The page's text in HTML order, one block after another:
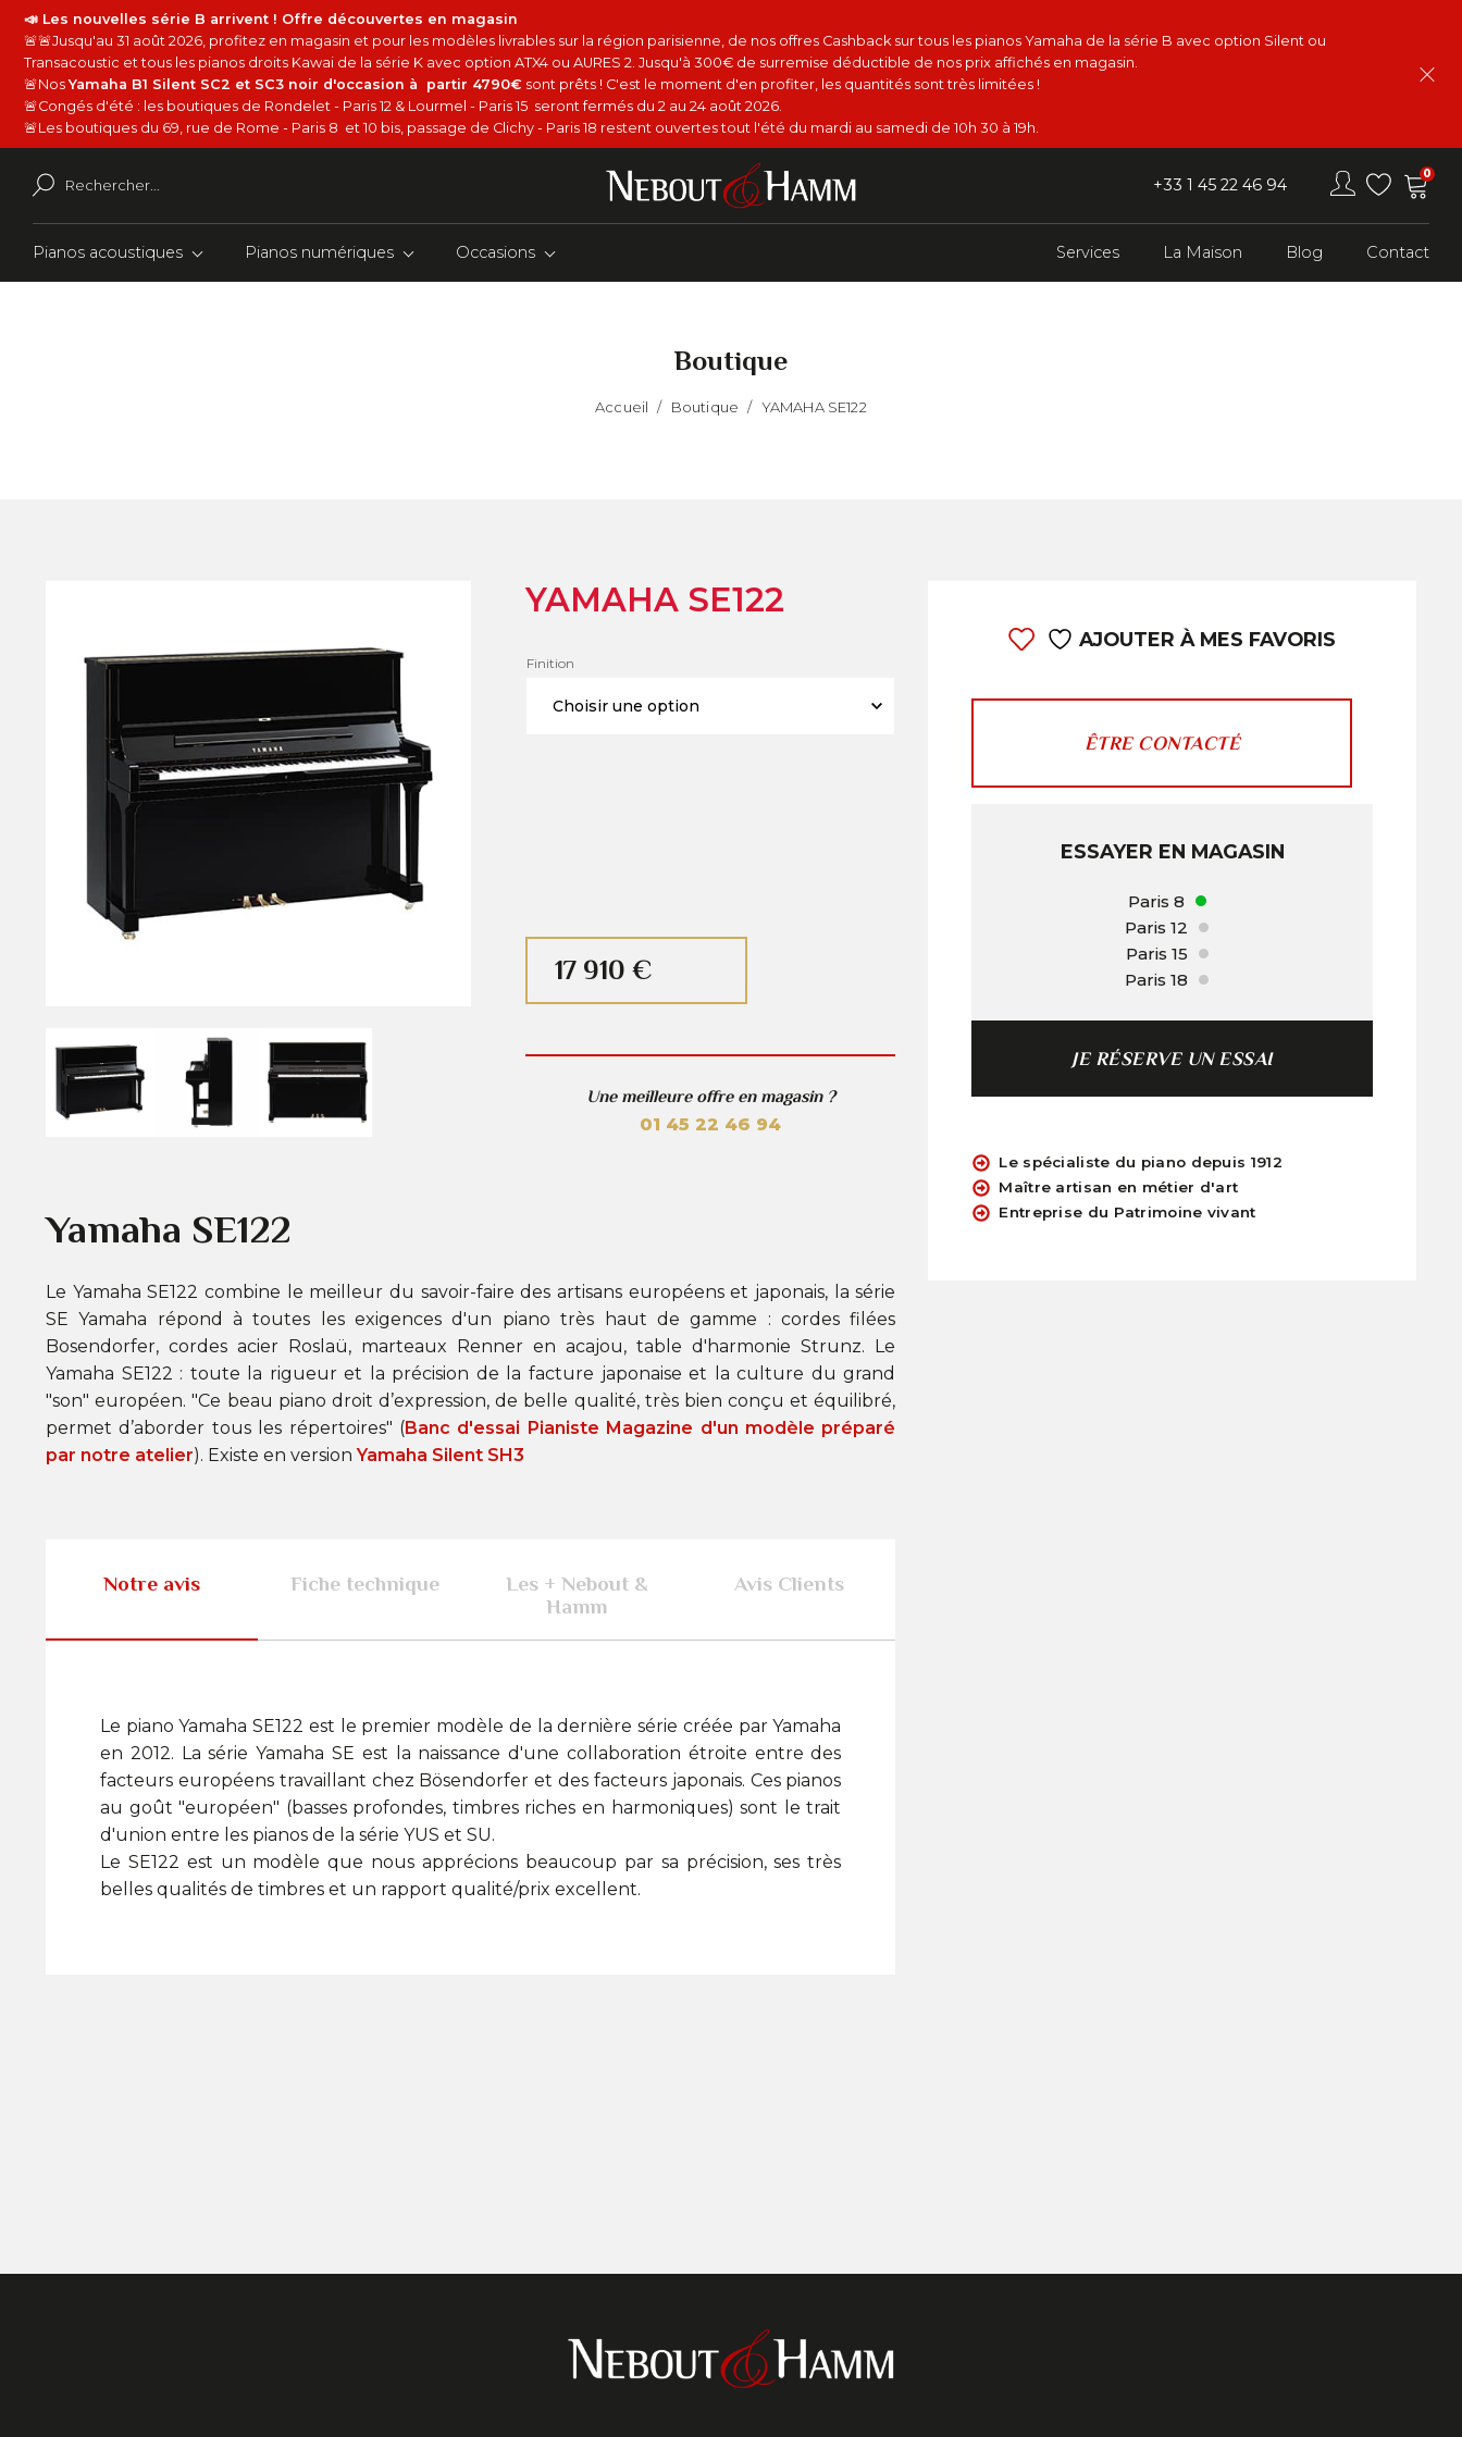
📣 Les nouvelles série B arrivent ! Offre découvertes en magasin
🚨🚨Jusqu'au 31 août 2026, profitez en magasin et pour les modèles livrables sur la région parisienne, de nos offres Cashback sur tous les pianos Yamaha de la série B avec option Silent ou
Transacoustic et tous les pianos droits Kawai de la série K avec option ATX4 ou AURES 2. Jusqu'à 300€ de surremise déductible de nos prix affichés en magasin.
🚨NosYamaha B1 Silent SC2 et SC3 noir d'occasion à partir 4790€ sont prêts ! C'est le moment d'en profiter, les quantités sont très limitées !
🚨Congés d'été : les boutiques de Rondelet - Paris 12 & Lourmel - Paris 15 seront fermés du 2 au 24 août 2026.
🚨Les boutiques du 69, rue de Rome - Paris 8 et 10 bis, passage de Clichy - Paris 18 restent ouvertes tout l'été du mardi au samedi de 10h 30 à 19h.
+33 1 45 22 46 94
0
Pianos acoustiques Pianos numériques Occasions Services La Maison Blog Contact
Boutique
Accueil / Boutique / YAMAHA SE122
YAMAHA SE122
Finition
17 910 €
Une meilleure offre en magasin ?
01 45 22 46 94
Yamaha SE122
Le Yamaha SE122 combine le meilleur du savoir-faire des artisans européens et japonais, la série
SE Yamaha répond à toutes les exigences d'un piano très haut de gamme : cordes filées
Bosendorfer, cordes acier Roslaü, marteaux Renner en acajou, table d'harmonie Strunz. Le
Yamaha SE122 : toute la rigueur et la précision de la facture japonaise et la culture du grand
"son" européen. "Ce beau piano droit d’expression, de belle qualité, très bien conçu et équilibré,
permet d’aborder tous les répertoires" (Banc d'essai Pianiste Magazine d'un modèle préparé
par notre atelier). Existe en versionYamaha Silent SH3
Notre avis
Le piano Yamaha SE122 est le premier modèle de la dernière série créée par Yamaha
en 2012. La série Yamaha SE est la naissance d'une collaboration étroite entre des
facteurs européens travaillant chez Bösendorfer et des facteurs japonais. Ces pianos
au goût "européen" (basses profondes, timbres riches en harmoniques) sont le trait
d'union entre les pianos de la série YUS et SU.
Le SE122 est un modèle que nous apprécions beaucoup par sa précision, ses très
belles qualités de timbres et un rapport qualité/prix excellent.
Fiche technique
Les + Nebout &
Hamm
Avis Clients
AJOUTER À MES FAVORIS
ÊTRE CONTACTÉ
ESSAYER EN MAGASIN
Paris 8
Paris 12
Paris 15
Paris 18
JE RÉSERVE UN ESSAI
Le spécialiste du piano depuis 1912
Maître artisan en métier d'art
Entreprise du Patrimoine vivant